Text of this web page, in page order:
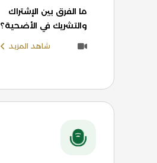
ما الفرق بين الإشتراك
والتشريك في الأضحية؟
شاهد المزيد